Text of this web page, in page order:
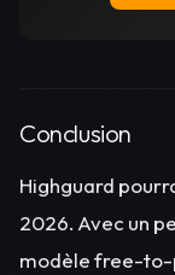
Conclusion
Highguard
2026. Avec un
modèle free-to-